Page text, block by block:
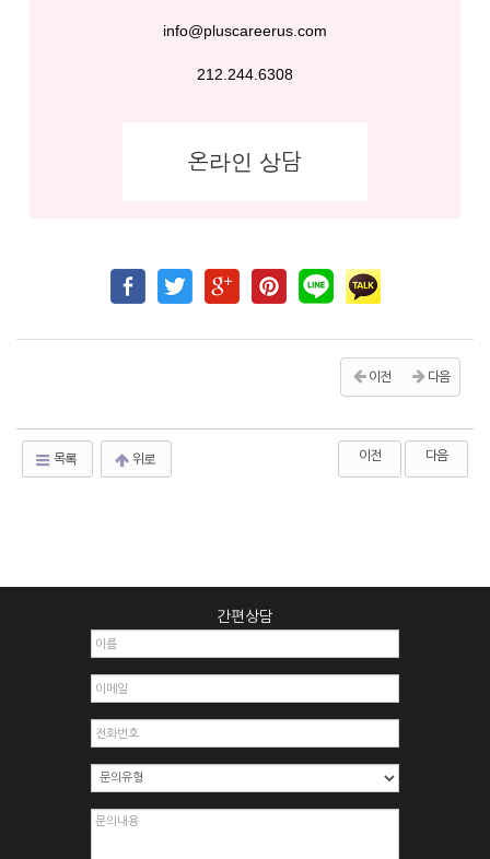
info@pluscareerus.com
212.244.6308
온라인 상담
이전 다음
목록 위로 이전 다음
간편상담